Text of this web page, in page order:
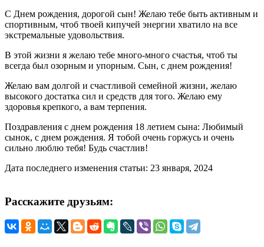
С Днем рождения, дорогой сын! Желаю тебе быть активным и
спортивным, чтоб твоей кипучей энергии хватило на все
экстремальные удовольствия.
В этой жизни я желаю тебе много-много счастья, чтоб ты
всегда был озорным и упорным. Сын, с днем рождения!
Желаю вам долгой и счастливой семейной жизни, желаю
высокого достатка сил и средств для того. Желаю ему
здоровья крепкого, а вам терпения.
Поздравления с днем рождения 18 летием сына: Любимый
сынок, с днем рождения. Я тобой очень горжусь и очень
сильно люблю тебя! Будь счастлив!
Дата последнего изменения статьи: 23 января, 2024
Расскажите друзьям: